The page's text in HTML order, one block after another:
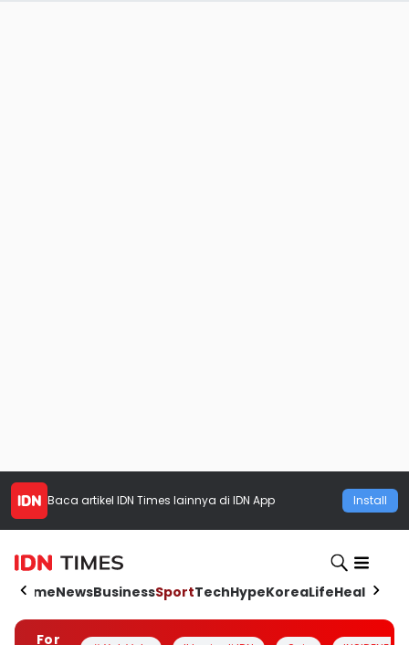
Baca artikel IDN Times lainnya di IDN App Install
HomeNewsBusinessSportTechHypeKoreaLifeHealth
For